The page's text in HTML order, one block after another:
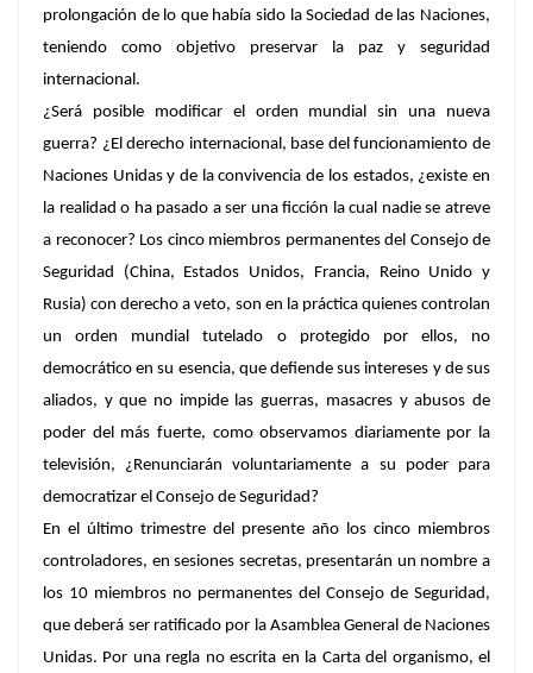
prolongación de lo que había sido la Sociedad de las Naciones,
teniendo como objetivo preservar la paz y seguridad
internacional.
¿Será posible modificar el orden mundial sin una nueva
guerra? ¿El derecho internacional, base del funcionamiento de
Naciones Unidas y de la convivencia de los estados, ¿existe en
la realidad o ha pasado a ser una ficción la cual nadie se atreve
a reconocer? Los cinco miembros permanentes del Consejo de
Seguridad (China, Estados Unidos, Francia, Reino Unido y
Rusia) con derecho a veto, son en la práctica quienes controlan
un orden mundial tutelado o protegido por ellos, no
democrático en su esencia, que defiende sus intereses y de sus
aliados, y que no impide las guerras, masacres y abusos de
poder del más fuerte, como observamos diariamente por la
televisión, ¿Renunciarán voluntariamente a su poder para
democratizar el Consejo de Seguridad?
En el último trimestre del presente año los cinco miembros
controladores, en sesiones secretas, presentarán un nombre a
los 10 miembros no permanentes del Consejo de Seguridad,
que deberá ser ratificado por la Asamblea General de Naciones
Unidas. Por una regla no escrita en la Carta del organismo, el